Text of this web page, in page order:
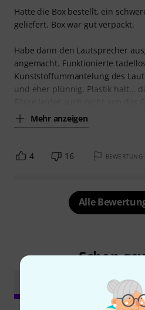
Hatte die Box bestellt, ein
geliefert. Box war gut verpackt.
Habe dann den Lautsprecher
angemacht. Funktionierte
Kunststoffummantelung des
und eher plünnig. Plastik halt...
Mehr anzeigen
4 16 BEWERTUNG
Alle
Schon
Ratgeber